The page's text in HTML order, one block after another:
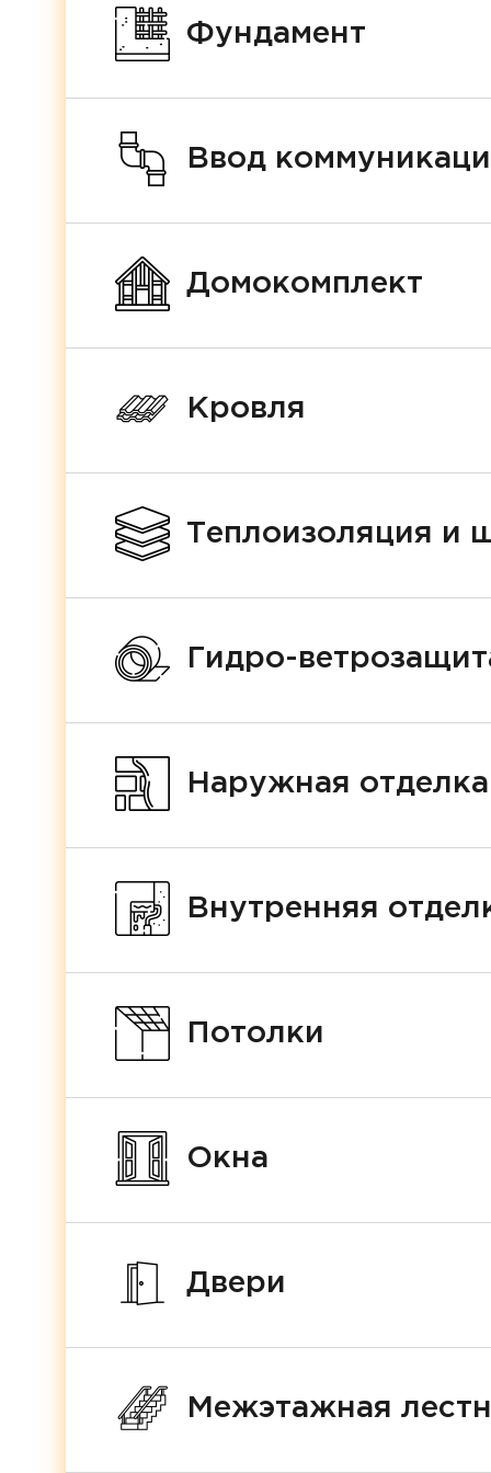
Фундамент
Ввод
Домокомплект
Кровля
Теплоизоляция и
Гидро-
Наружная
Внутренняя
Потолки
Окна
Двери
Межэтажная